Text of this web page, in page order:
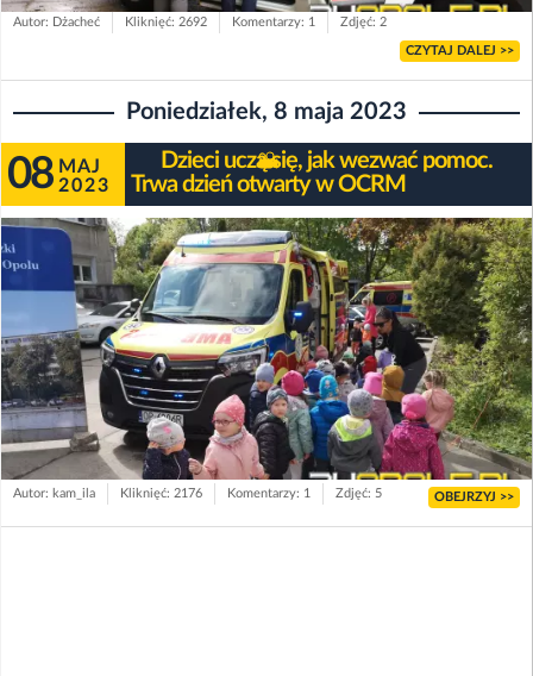
Autor: Dżacheć Kliknięć: 2692 Komentarzy: 1 Zdjęć: 2
CZYTAJ DALEJ >>
Poniedziałek, 8 maja 2023
08 MAJ
2023
Dzieci uczą się, jak wezwać pomoc.
Trwa dzień otwarty w OCRM
Autor: kam_ila Kliknięć: 2176 Komentarzy: 1 Zdjęć: 5 OBEJRZYJ >>